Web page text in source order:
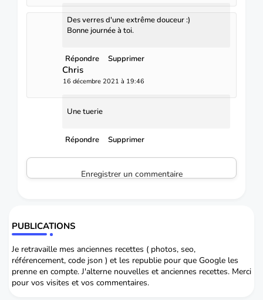
Des verres d'une extrême douceur :)
Bonne journée à toi.
Répondre Supprimer
Chris
16 décembre 2021 à 19:46
Une tuerie
Répondre Supprimer
Enregistrer un commentaire
PUBLICATIONS
Je retravaille mes anciennes recettes ( photos, seo,
référencement, code json ) et les republie pour que Google les
prenne en compte. J'alterne nouvelles et anciennes recettes. Merci
pour vos visites et vos commentaires.